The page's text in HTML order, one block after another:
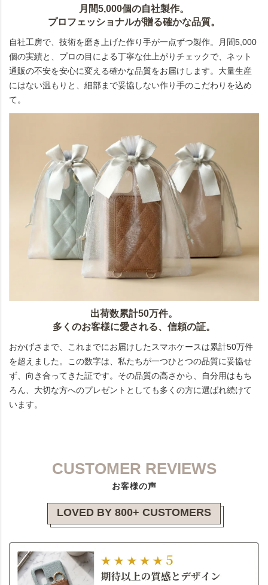
月間5,000個の自社製作。
プロフェッショナルが贈る確かな品質。
自社工房で、技術を磨き上げた作り手が一点ずつ製作。月間5,000
個の実績と、プロの目による丁寧な仕上がりチェックで、ネット
通販の不安を安心に変える確かな品質をお届けします。大量生産
にはない温もりと、細部まで妥協しない作り手のこだわりを込め
て。
出荷数累計50万件。
多くのお客様に愛される、信頼の証。
おかげさまで、これまでにお届けしたスマホケースは累計50万件
を超えました。この数字は、私たちが一つひとつの品質に妥協せ
ず、向き合ってきた証です。その品質の高さから、自分用はもち
ろん、大切な方へのプレゼントとしても多くの方に選ばれ続けて
います。
CUSTOMER REVIEWS
お客様の声
LOVED BY 800+ CUSTOMERS